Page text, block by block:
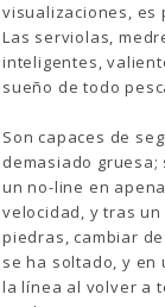
visualizaciones, es
Las serviolas,
inteligentes,
sueño de todo
Son capaces de
demasiado
un no-line en
velocidad, y tras
piedras, cambiar
se ha soltado, y en
la línea al volver a